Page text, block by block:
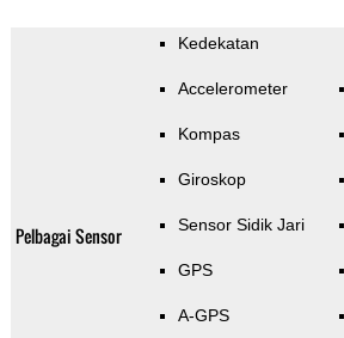
Pelbagai Sensor
Kedekatan
Accelerometer
Kompas
Giroskop
Sensor Sidik Jari
GPS
A-GPS